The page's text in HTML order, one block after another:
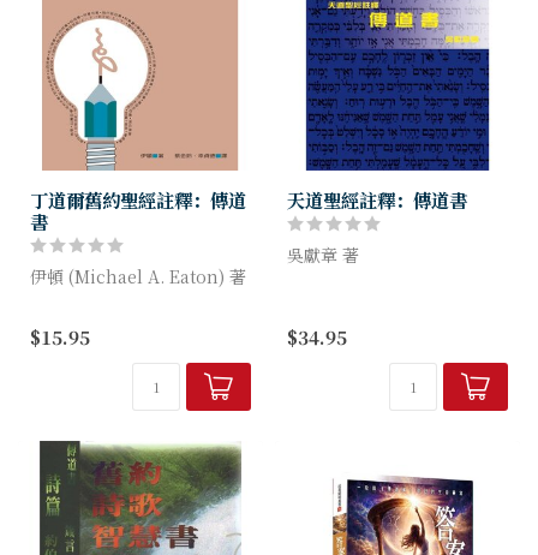
丁道爾舊約聖經註釋：傳道
書
伊頓 (Michael A. Eaton) 著
解經叢書，旨在幫助讀者確實
了解聖經的真理，靈活應用聖
經的原則。整體架構著力於堅
$15.95
天道聖經註釋：傳道書
吳獻章 著
人，卻仍有不少煩惱。他的煩
惱，會否也是你的煩惱？ 每
個人只有一生（卻不知可以活
多久），你選...
$34.95